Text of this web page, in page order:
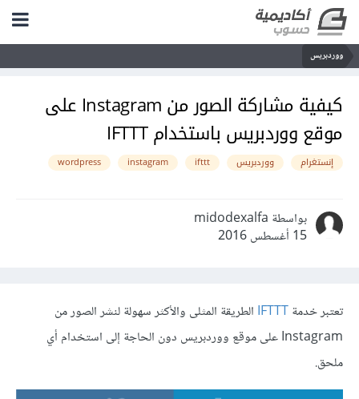
ووردبريس
كيفية مشاركة الصور من Instagram على
موقع ووردبريس باستخدام IFTTT
إنستغرام ووردبريس ifttt
instagram
wordpress
بواسطة midodexalfa
15 أغسطس 2016
تعتبر خدمةIFTTT الطريقة المثلى والأكثر سهولة لنشر الصور من
Instagram على موقع ووردبريس دون الحاجة إلى استخدام أي
ملحق.